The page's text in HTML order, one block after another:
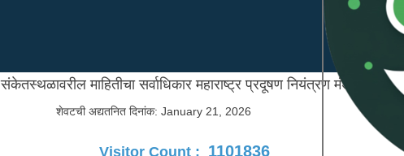
संकेतस्थळावरील माहितीचा सर्वाधिकार महाराष्ट्र प्रदूषण नियंत्रण मंडळाकडे
शेवटची अद्यतनित दिनांक: January 21, 2026
Visitor Count : 1101836